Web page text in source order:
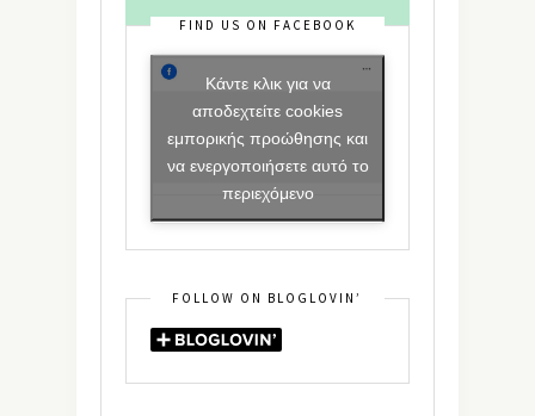
FIND US ON FACEBOOK
Κάντε κλικ για να
αποδεχτείτε cookies
εμπορικής προώθησης και
να ενεργοποιήσετε αυτό το
περιεχόμενο
FOLLOW ON BLOGLOVIN’